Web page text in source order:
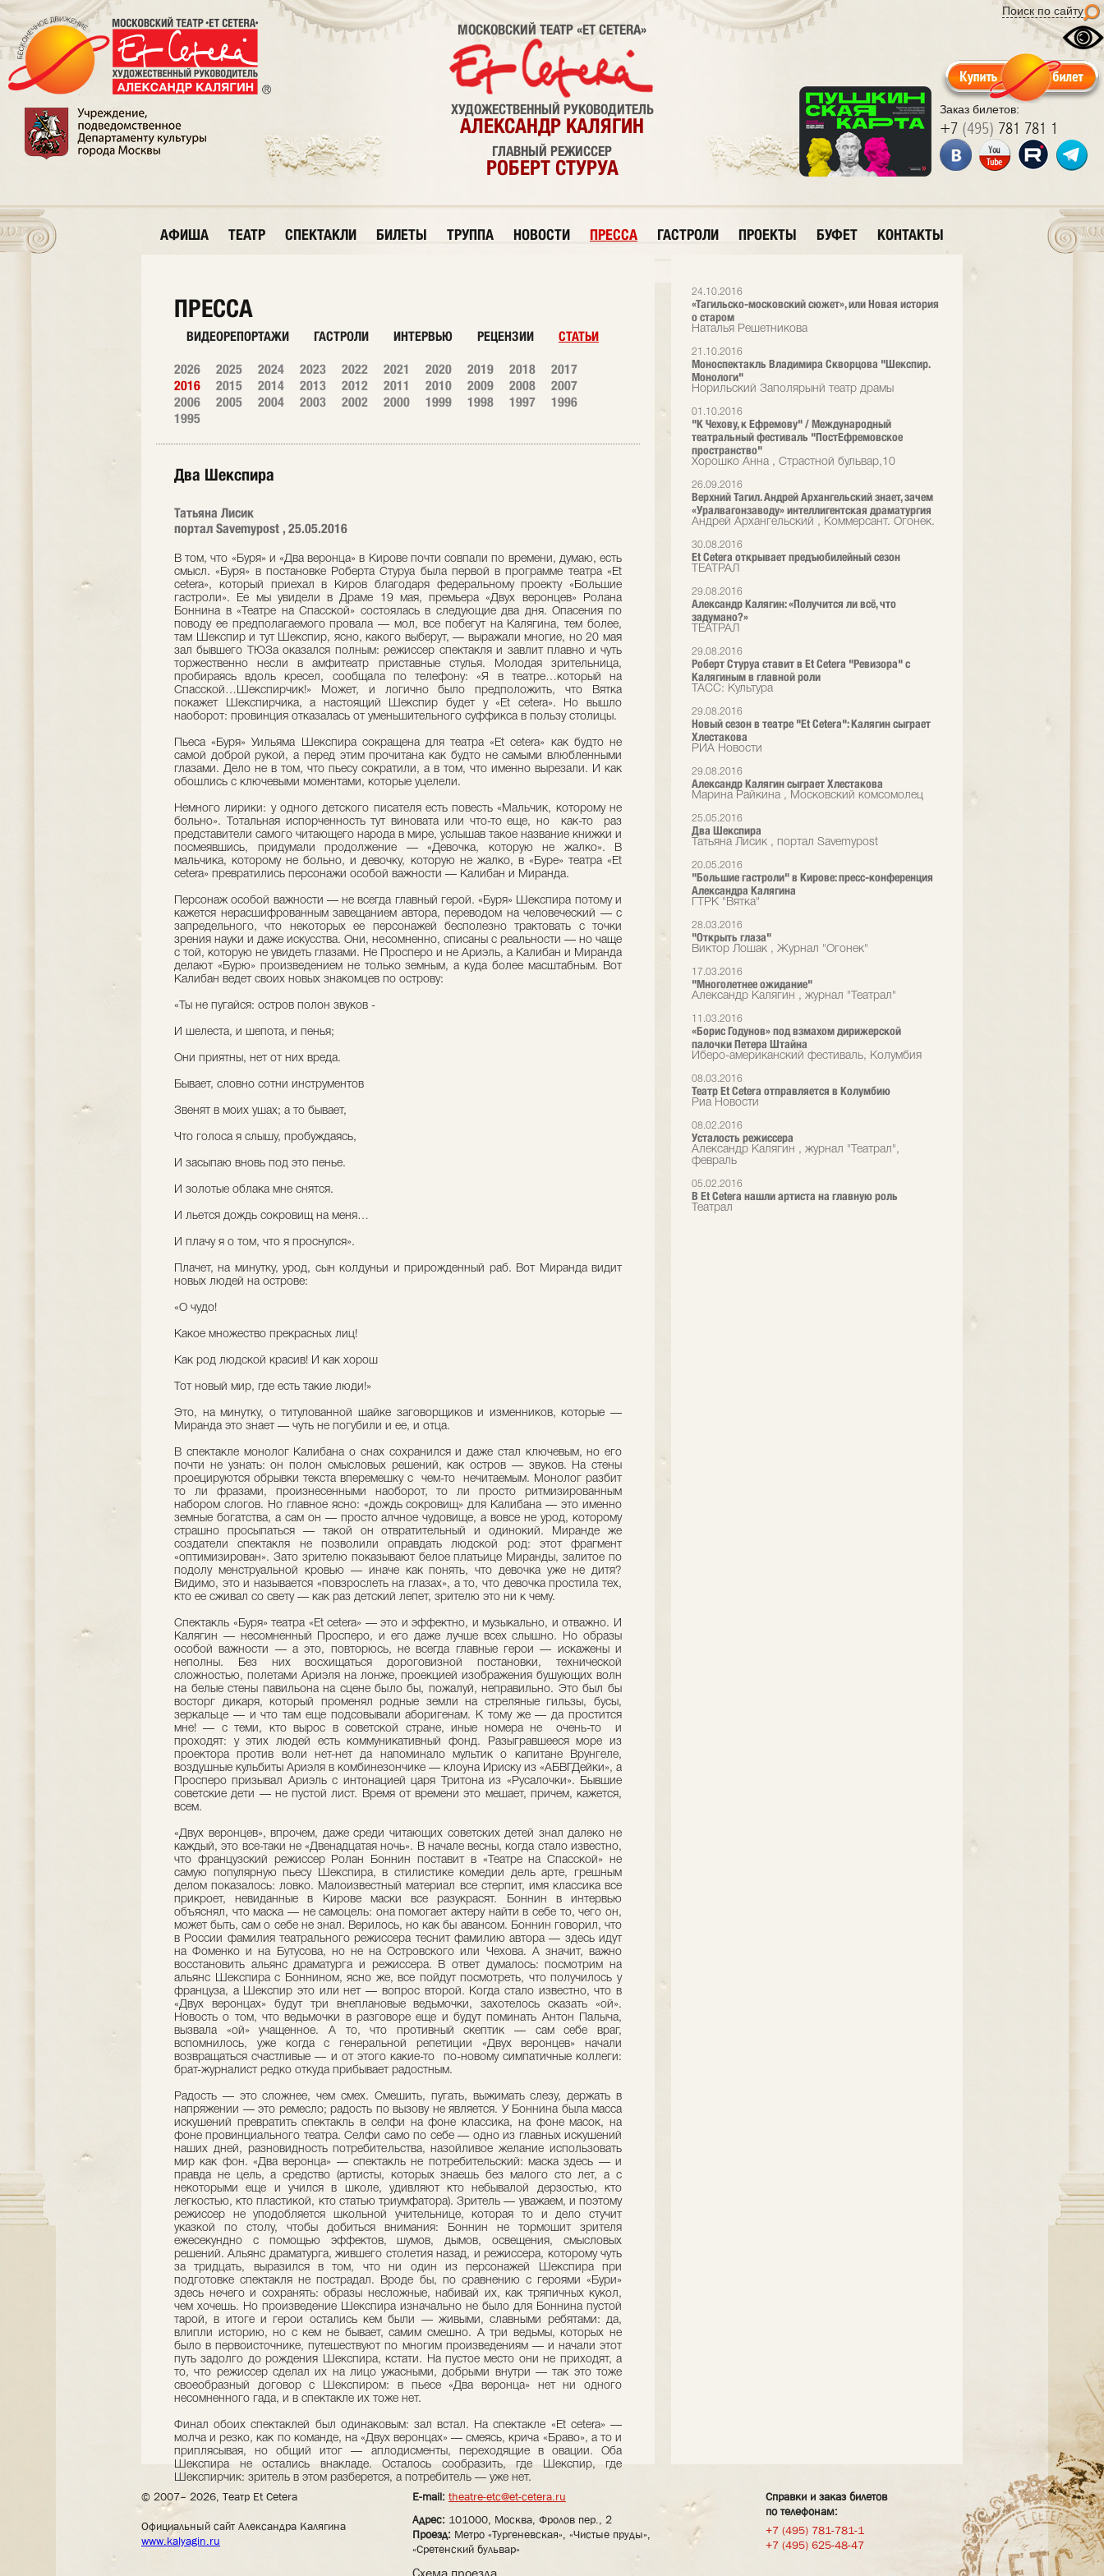
Поиск по сайту
Заказ билетов:
+7 (495) 781 781 1
МОСКОВСКИЙ ТЕАТР «ET CETERA»
ХУДОЖЕСТВЕННЫЙ РУКОВОДИТЕЛЬ
АЛЕКСАНДР КАЛЯГИН
ГЛАВНЫЙ РЕЖИССЕР
РОБЕРТ СТУРУА
АФИША ТЕАТР СПЕКТАКЛИ БИЛЕТЫ ТРУППА НОВОСТИ ПРЕССА ГАСТРОЛИ ПРОЕКТЫ БУФЕТ КОНТАКТЫ
24.10.2016
«Тагильско-московский сюжет», или Новая история
о старом
Наталья Решетникова
21.10.2016
Моноспектакль Владимира Скворцова "Шекспир.
Монологи"
Норильский Заполярынй театр драмы
01.10.2016
"К Чехову, к Ефремову" / Международный
театральный фестиваль "ПостЕфремовское
пространство"
Хорошко Анна , Страстной бульвар,10
26.09.2016
Верхний Тагил. Андрей Архангельский знает, зачем
«Уралвагонзаводу» интеллигентская драматургия
Андрей Архангельский , Коммерсант. Огонек.
30.08.2016
Et Cetera открывает предъюбилейный сезон
ТЕАТРАЛ
29.08.2016
Александр Калягин: «Получится ли всё, что
задумано?»
ТЕАТРАЛ
29.08.2016
Роберт Стуруа ставит в Et Cetera "Ревизора" с
Калягиным в главной роли
ТАСС: Культура
29.08.2016
Новый сезон в театре "Et Cetera": Калягин сыграет
Хлестакова
РИА Новости
29.08.2016
Александр Калягин сыграет Хлестакова
Марина Райкина , Московский комсомолец
25.05.2016
Два Шекспира
Татьяна Лисик , портал Savemypost
20.05.2016
"Большие гастроли" в Кирове: пресс-конференция
Александра Калягина
ГТРК "Вятка"
28.03.2016
"Открыть глаза"
Виктор Лошак , Журнал "Огонек"
17.03.2016
"Многолетнее ожидание"
Александр Калягин , журнал "Театрал"
11.03.2016
«Борис Годунов» под взмахом дирижерской
палочки Петера Штайна
Иберо-американский фестиваль, Колумбия
08.03.2016
Театр Et Cetera отправляется в Колумбию
Риа Новости
08.02.2016
Усталость режиссера
Александр Калягин , журнал "Театрал",
февраль
05.02.2016
В Et Cetera нашли артиста на главную роль
Театрал
ПРЕССА
ВИДЕОРЕПОРТАЖИ ГАСТРОЛИ ИНТЕРВЬЮ РЕЦЕНЗИИ СТАТЬИ
2026 2025 2024 2023 2022 2021 2020 2019 2018
2017
2016
2015 2014 2013 2012 2011 2010 2009 2008
2007
2006
2005 2004 2003 2002 2000 1999 1998 1997
1996
1995
Два Шекспира
Татьяна Лисик
портал Savemypost , 25.05.2016
В том, что «Буря» и «Два веронца» в Кирове почти совпали по времени, думаю, есть
смысл. «Буря» в постановке Роберта Стуруа была первой в программе театра «Et
cetera», который приехал в Киров благодаря федеральному проекту «Большие
гастроли». Ее мы увидели в Драме 19 мая, премьера «Двух веронцев» Ролана
Боннина в «Театре на Спасской» состоялась в следующие два дня. Опасения по
поводу ее предполагаемого провала — мол, все побегут на Калягина, тем более,
там Шекспир и тут Шекспир, ясно, какого выберут, — выражали многие, но 20 мая
зал бывшего ТЮЗа оказался полным: режиссер спектакля и завлит плавно и чуть
торжественно несли в амфитеатр приставные стулья. Молодая зрительница,
пробираясь вдоль кресел, сообщала по телефону: «Я в театре…который на
Спасской…Шекспирчик!» Может, и логично было предположить, что Вятка
покажет Шекспирчика, а настоящий Шекспир будет у «Et cetera». Но вышло
наоборот: провинция отказалась от уменьшительного суффикса в пользу столицы.
Пьеса «Буря» Уильяма Шекспира сокращена для театра «Et cetera» как будто не
самой доброй рукой, а перед этим прочитана как будто не самыми влюбленными
глазами. Дело не в том, что пьесу сократили, а в том, что именно вырезали. И как
обошлись с ключевыми моментами, которые уцелели.
Немного лирики: у одного детского писателя есть повесть «Мальчик, которому не
больно». Тотальная испорченность тут виновата или что-то еще, но как-то раз
представители самого читающего народа в мире, услышав такое название книжки и
посмеявшись, придумали продолжение — «Девочка, которую не жалко». В
мальчика, которому не больно, и девочку, которую не жалко, в «Буре» театра «Et
cetera» превратились персонажи особой важности — Калибан и Миранда.
Персонаж особой важности — не всегда главный герой. «Буря» Шекспира потому и
кажется нерасшифрованным завещанием автора, переводом на человеческий — с
запредельного, что некоторых ее персонажей бесполезно трактовать с точки
зрения науки и даже искусства. Они, несомненно, списаны с реальности — но чаще
с той, которую не увидеть глазами. Не Просперо и не Ариэль, а Калибан и Миранда
делают «Бурю» произведением не только земным, а куда более масштабным. Вот
Калибан ведет своих новых знакомцев по острову:
«Ты не пугайся: остров полон звуков -
И шелеста, и шепота, и пенья;
Они приятны, нет от них вреда.
Бывает, словно сотни инструментов
Звенят в моих ушах; а то бывает,
Что голоса я слышу, пробуждаясь,
И засыпаю вновь под это пенье.
И золотые облака мне снятся.
И льется дождь сокровищ на меня…
И плачу я о том, что я проснулся».
Плачет, на минутку, урод, сын колдуньи и прирожденный раб. Вот Миранда видит
новых людей на острове:
«О чудо!
Какое множество прекрасных лиц!
Как род людской красив! И как хорош
Тот новый мир, где есть такие люди!»
Это, на минутку, о титулованной шайке заговорщиков и изменников, которые —
Миранда это знает — чуть не погубили и ее, и отца.
В спектакле монолог Калибана о снах сохранился и даже стал ключевым, но его
почти не узнать: он полон смысловых решений, как остров — звуков. На стены
проецируются обрывки текста вперемешку с чем-то нечитаемым. Монолог разбит
то ли фразами, произнесенными наоборот, то ли просто ритмизированным
набором слогов. Но главное ясно: «дождь сокровищ» для Калибана — это именно
земные богатства, а сам он — просто алчное чудовище, а вовсе не урод, которому
страшно просыпаться — такой он отвратительный и одинокий. Миранде же
создатели спектакля не позволили оправдать людской род: этот фрагмент
«оптимизирован». Зато зрителю показывают белое платьице Миранды, залитое по
подолу менструальной кровью — иначе как понять, что девочка уже не дитя?
Видимо, это и называется «повзрослеть на глазах», а то, что девочка простила тех,
кто ее сживал со свету — как раз детский лепет, зрителю это ни к чему.
Спектакль «Буря» театра «Et cetera» — это и эффектно, и музыкально, и отважно. И
Калягин — несомненный Просперо, и его даже лучше всех слышно. Но образы
особой важности — а это, повторюсь, не всегда главные герои — искажены и
неполны. Без них восхищаться дороговизной постановки, технической
сложностью, полетами Ариэля на лонже, проекцией изображения бушующих волн
на белые стены павильона на сцене было бы, пожалуй, неправильно. Это был бы
восторг дикаря, который променял родные земли на стреляные гильзы, бусы,
зеркальце — и что там еще подсовывали аборигенам. К тому же — да простится
мне! — с теми, кто вырос в советской стране, иные номера не очень-то и
проходят: у этих людей есть коммуникативный фонд. Разыгравшееся море из
проектора против воли нет-нет да напоминало мультик о капитане Врунгеле,
воздушные кульбиты Ариэля в комбинезончике — клоуна Ириску из «АБВГДейки», а
Просперо призывал Ариэль с интонацией царя Тритона из «Русалочки». Бывшие
советские дети — не пустой лист. Время от времени это мешает, причем, кажется,
всем.
«Двух веронцев», впрочем, даже среди читающих советских детей знал далеко не
каждый, это все-таки не «Двенадцатая ночь». В начале весны, когда стало известно,
что французский режиссер Ролан Боннин поставит в «Театре на Спасской» не
самую популярную пьесу Шекспира, в стилистике комедии дель арте, грешным
делом показалось: ловко. Малоизвестный материал все стерпит, имя классика все
прикроет, невиданные в Кирове маски все разукрасят. Боннин в интервью
объяснял, что маска — не самоцель: она помогает актеру найти в себе то, чего он,
может быть, сам о себе не знал. Верилось, но как бы авансом. Боннин говорил, что
в России фамилия театрального режиссера теснит фамилию автора — здесь идут
на Фоменко и на Бутусова, но не на Островского или Чехова. А значит, важно
восстановить альянс драматурга и режиссера. В ответ думалось: посмотрим на
альянс Шекспира с Боннином, ясно же, все пойдут посмотреть, что получилось у
француза, а Шекспир это или нет — вопрос второй. Когда стало известно, что в
«Двух веронцах» будут три внеплановые ведьмочки, захотелось сказать «ой».
Новость о том, что ведьмочки в разговоре еще и будут поминать Антон Палыча,
вызвала «ой» учащенное. А то, что противный скептик — сам себе враг,
вспомнилось, уже когда с генеральной репетиции «Двух веронцев» начали
возвращаться счастливые — и от этого какие-то по-новому симпатичные коллеги:
брат-журналист редко откуда прибывает радостным.
Радость — это сложнее, чем смех. Смешить, пугать, выжимать слезу, держать в
напряжении — это ремесло; радость по вызову не является. У Боннина была масса
искушений превратить спектакль в селфи на фоне классика, на фоне масок, на
фоне провинциального театра. Селфи само по себе — одно из главных искушений
наших дней, разновидность потребительства, назойливое желание использовать
мир как фон. «Два веронца» — спектакль не потребительский: маска здесь — и
правда не цель, а средство (артисты, которых знаешь без малого сто лет, а с
некоторыми еще и учился в школе, удивляют кто небывалой дерзостью, кто
легкостью, кто пластикой, кто статью триумфатора). Зритель — уважаем, и поэтому
режиссер не уподобляется школьной учительнице, которая то и дело стучит
указкой по столу, чтобы добиться внимания: Боннин не тормошит зрителя
ежесекундно с помощью эффектов, шумов, дымов, освещения, смысловых
решений. Альянс драматурга, жившего столетия назад, и режиссера, которому чуть
за тридцать, выразился в том, что ни один из персонажей Шекспира при
подготовке спектакля не пострадал. Вроде бы, по сравнению с героями «Бури»
здесь нечего и сохранять: образы несложные, набивай их, как тряпичных кукол,
чем хочешь. Но произведение Шекспира изначально не было для Боннина пустой
тарой, в итоге и герои остались кем были — живыми, славными ребятами: да,
влипли историю, но с кем не бывает, самим смешно. А три ведьмы, которых не
было в первоисточнике, путешествуют по многим произведениям — и начали этот
путь задолго до рождения Шекспира, кстати. На пустое место они не приходят, а
то, что режиссер сделал их на лицо ужасными, добрыми внутри — так это тоже
своеобразный договор с Шекспиром: в пьесе «Два веронца» нет ни одного
несомненного гада, и в спектакле их тоже нет.
Финал обоих спектаклей был одинаковым: зал встал. На спектакле «Et cetera» —
молча и резко, как по команде, на «Двух веронцах» — смеясь, крича «Браво», а то и
приплясывая, но общий итог — аплодисменты, переходящие в овации. Оба
Шекспира не остались внакладе. Осталось сообразить, где Шекспир, где
Шекспирчик: зритель в этом разберется, а потребитель — уже нет.
© 2007– 2026, Театр Et Cetera
Официальный сайт Александра Калягина
www.kalyagin.ru
E-mail: theatre-etc@et-cetera.ru
Адрес: 101000, Москва, Фролов пер., 2
Проезд: Метро «Тургеневская», «Чистые пруды»,
«Сретенский бульвар»
Справки и заказ билетов
по телефонам:
+7 (495) 781-781-1
+7 (495) 625-48-47